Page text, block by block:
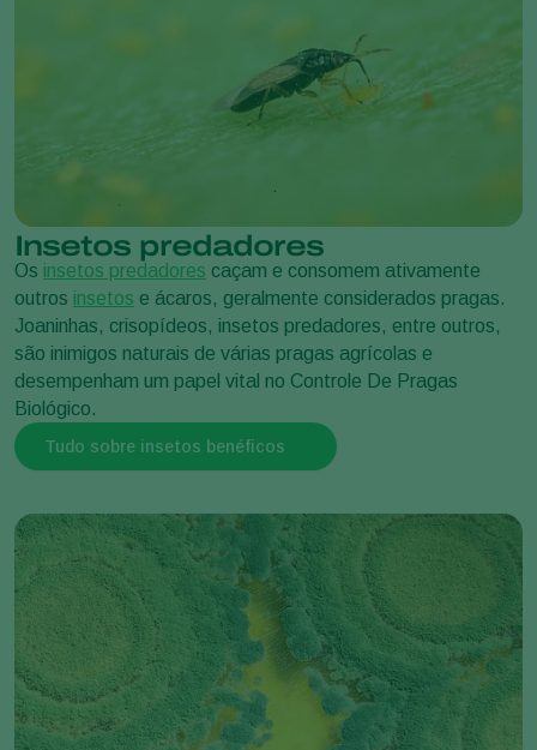
Insetos predadores
Os insetos predadores caçam e consomem ativamente
outros insetos e ácaros, geralmente considerados pragas.
Joaninhas, crisopídeos, insetos predadores, entre outros,
são inimigos naturais de várias pragas agrícolas e
desempenham um papel vital no Controle De Pragas
Biológico.
Tudo sobre insetos benéficos